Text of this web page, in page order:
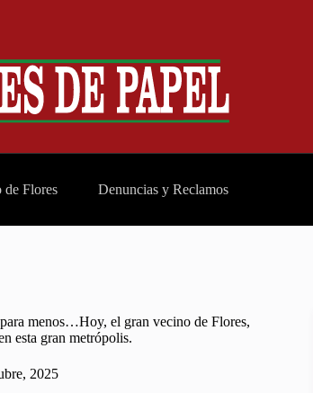
de Flores Denuncias y Reclamos
menos…Hoy, el gran vecino de Flores,
esta gran metrópolis.
2025